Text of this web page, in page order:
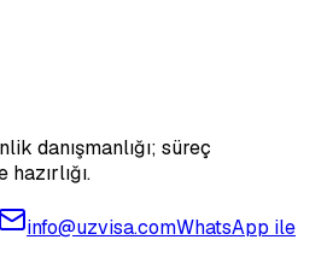
danışmanlığı; süreç
info@uzvisa.comWhatsApp ile